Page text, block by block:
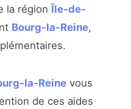
la région Île-de-
Bourg-la-Reine,
la-Reine vous
de ces aides